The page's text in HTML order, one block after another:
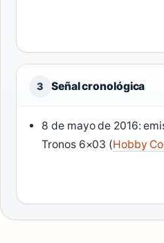
3 Señal cronológica
8 de mayo de 2016:
Tronos 6×03 (Hobby